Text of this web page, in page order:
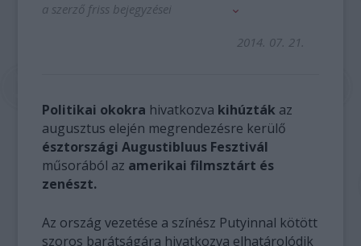
a szerző friss bejegyzései
2014. 07. 21.
Politikai okokra hivatkozva kihúzták az
augusztus elején megrendezésre kerülő
észtországi Augustibluus Fesztivál
műsorából az amerikai filmsztárt és
zenészt.
Az ország vezetése a színész Putyinnal kötött
szoros barátságára hivatkozva elhatárolódik